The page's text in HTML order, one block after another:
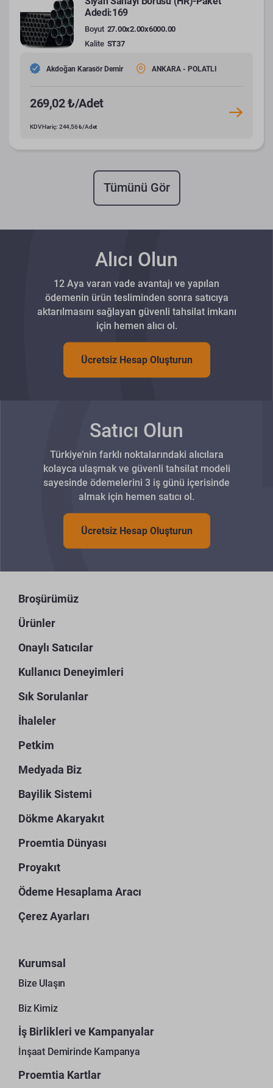
Adedi:169
Boyut 27.00x2.00x6000.00
Kalite ST37
Akdoğan Karasör Demir ANKARA - POLATLI
269,02 ₺/Adet
KDV Hariç: 244,56 ₺/Adet
Tümünü Gör
Alıcı Olun
12 Aya varan vade avantajı ve yapılan
ödemenin ürün tesliminden sonra satıcıya
aktarılmasını sağlayan güvenli tahsilat imkanı
için hemen alıcı ol.
Ücretsiz Hesap Oluşturun
Satıcı Olun
Türkiye’nin farklı noktalarındaki alıcılara
kolayca ulaşmak ve güvenli tahsilat modeli
sayesinde ödemelerini 3 iş günü içerisinde
almak için hemen satıcı ol.
Ücretsiz Hesap Oluşturun
Broşürümüz
Ürünler
Onaylı Satıcılar
Kullanıcı Deneyimleri
Sık Sorulanlar
İhaleler
Petkim
Medyada Biz
Bayilik Sistemi
Dökme Akaryakıt
Proemtia Dünyası
Proyakıt
Ödeme Hesaplama Aracı
Çerez Ayarları
Kurumsal
Bize Ulaşın
Biz Kimiz
İş Birlikleri ve Kampanyalar
İnşaat Demirinde Kampanya
Proemtia Kartlar